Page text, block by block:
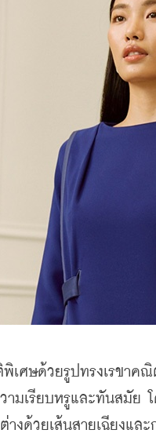
ษด้วยรูปทรงเรขาคณิ
มเรียบหรูและทันสมัย
งด้วยเส้นสายเฉียงแล